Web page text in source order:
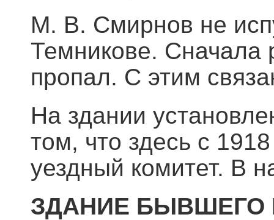
М. В. Смирнов не
Темникове. Сначала
пропал. С этим
На здании
том, что здесь с
уездный комитет. В
ЗДАНИЕ БЫВШЕГО